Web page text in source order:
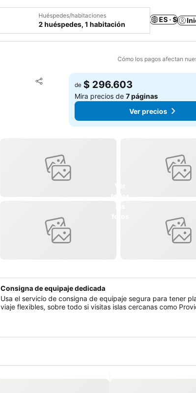
Huéspedes/habitaciones
2 huéspedes, 1 habitación
ES · $
Cómo los pagos afectan
Compartir
Agregar a favoritos
de $ 296.603
Mira precios de7 páginas
Ver precios
Consigna de equipaje dedicada
Usa el servicio de consigna de equipaje segura para tener
viaje flexibles, sobre todo si visitas islas cercanas como